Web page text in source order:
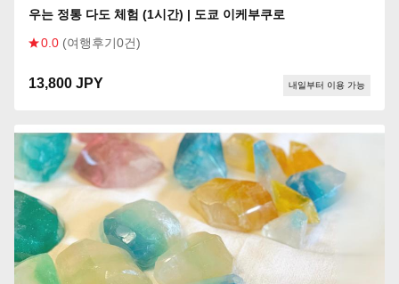
우는 정통 다도 체험 (1시간) | 도쿄 이케부쿠로
0.0 (여행후기0건)
13,800 JPY 내일부터 이용 가능